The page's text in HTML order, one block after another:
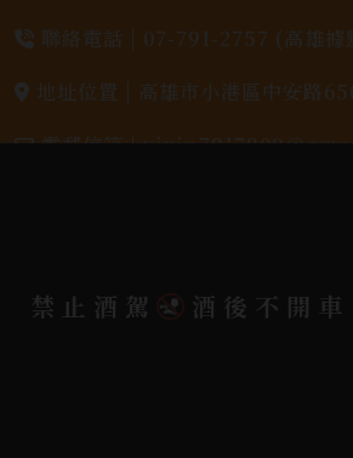
聯絡電話 | 07-791-2757 (高雄據
地址位置 | 高雄市小港區中安路
電郵信箱 |
2026. All rights reserved.
禁止酒駕 酒後不開